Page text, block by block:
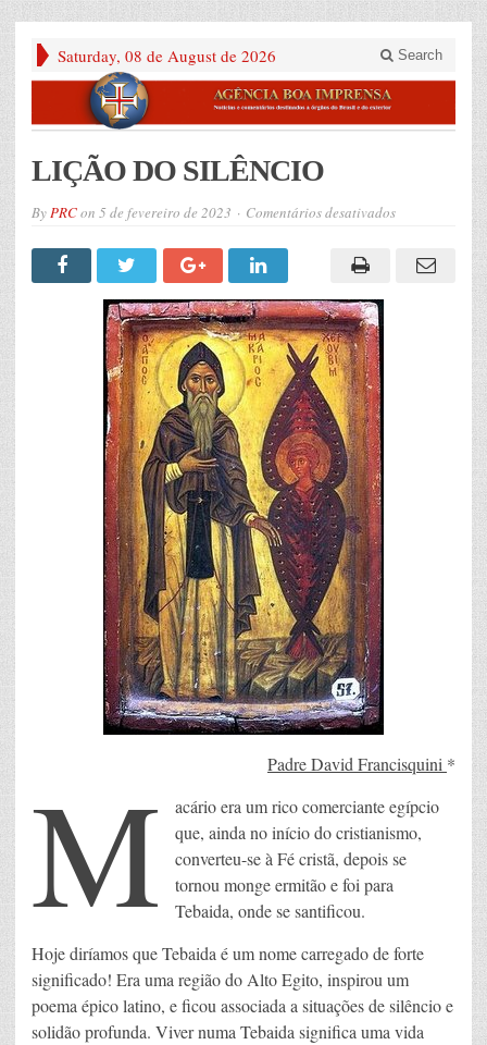
Saturday, 08 de August de 2026 Search
LIÇÃO DO SILÊNCIO
ByPRCon 5 de fevereiro de 2023 Comentários desativadosem
SILÊNCIO
Padre David Francisquini *
M
acário era um rico comerciante egípcio
que, ainda no início do cristianismo,
converteu-se à Fé cristã, depois se
tornou monge ermitão e foi para
Tebaida, onde se santificou.
Hoje diríamos que Tebaida é um nome carregado de forte
significado! Era uma região do Alto Egito, inspirou um
poema épico latino, e ficou associada a situações de silêncio e
solidão profunda. Viver numa Tebaida significa uma vida